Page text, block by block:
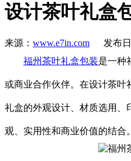
设计茶叶礼盒
来源： www.e7in.com 发布日
福州茶叶礼盒包装是一种
或商业合作伙伴。在设计茶叶
礼盒的外观设计、材质选用、
观、实用性和商业价值的结合。